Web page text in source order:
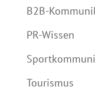
B2B-
PR-Wissen
Tourismus